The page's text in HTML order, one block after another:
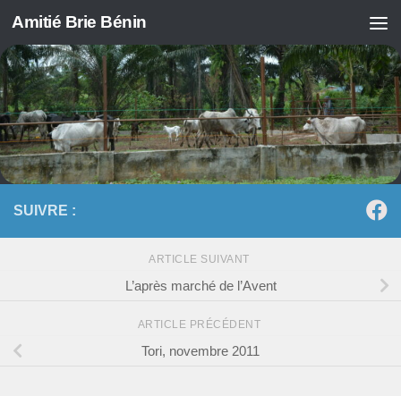
Skip to content
Amitié Brie Bénin
SUIVRE :
ARTICLE SUIVANT
L’après marché de l’Avent
ARTICLE PRÉCÉDENT
Tori, novembre 2011